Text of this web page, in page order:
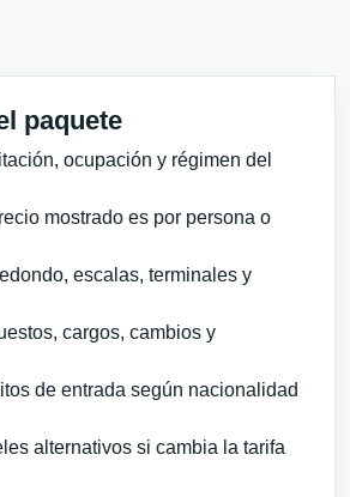
paquete
ocupación y régimen del
mostrado es por persona o
escalas, terminales y
cargos, cambios y
de entrada según nacionalidad
alternativos si cambia la tarifa